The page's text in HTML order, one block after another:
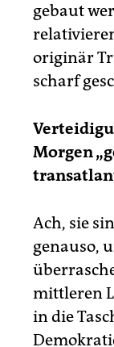
gebaut
originär
scharf
Morgen
Ach, sie
genauso,
mittleren
in die